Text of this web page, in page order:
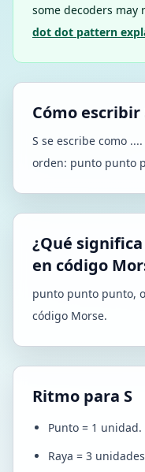
some decoders may
dot dot pattern
Cómo escribir
S se escribe como
orden: punto punto
¿Qué
en código
punto punto punto,
código Morse.
Ritmo para S
Punto = 1 unidad.
Raya = 3